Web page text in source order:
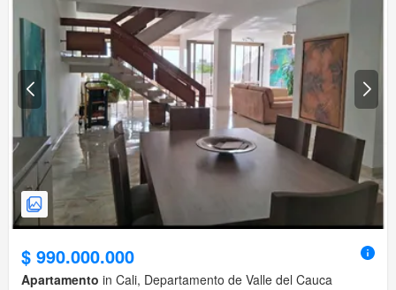
$ 990.000.000
Apartamento in Cali, Departamento de Valle del Cauca